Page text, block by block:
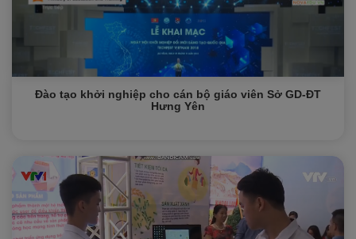
Đào tạo khởi nghiệp cho cán bộ giáo viên Sở GD-ĐT
Hưng Yên